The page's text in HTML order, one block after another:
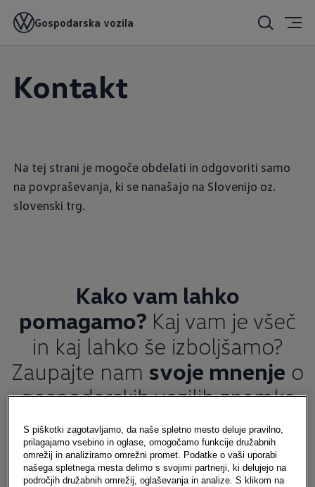
Gospodarska vozila
Kontakt
Na tej strani je mogoče obdelati in odgovoriti samo
na povpraševanja, ki se nanašajo na Slovenijo oz.
slovenski trg.
Kako vam lahko
pomagamo? Kaj vam je všeč
in kaj lahko še izboljšamo?
Zaupajte nam svoje mnenje o
gospodarskih vozilih znamke
Volkswagen.
S piškotki zagotavljamo, da naše spletno mesto deluje pravilno,
prilagajamo vsebino in oglase, omogočamo funkcije družabnih
omrežij in analiziramo omrežni promet. Podatke o vaši uporabi
našega spletnega mesta delimo s svojimi partnerji, ki delujejo na
področjih družabnih omrežij, oglaševanja in analize. S klikom na